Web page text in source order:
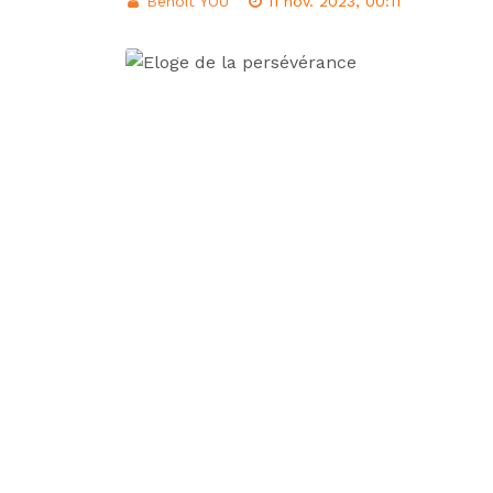
d’intégration
Classement